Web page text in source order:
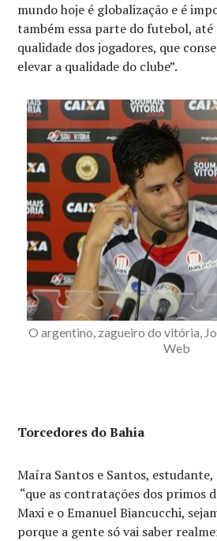
mundo hoje é globalização e é
também essa parte do futebol, até
qualidade dos jogadores, que
elevar a qualidade do clube”.
O argentino, zagueiro do vitória,
Web
Torcedores do Bahia
Maíra Santos e Santos, estudante,
“que as contratações dos primos
Maxi e o Emanuel Biancucchi,
porque a gente só vai saber